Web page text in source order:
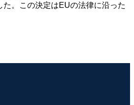
。この決定はEUの法律に沿った